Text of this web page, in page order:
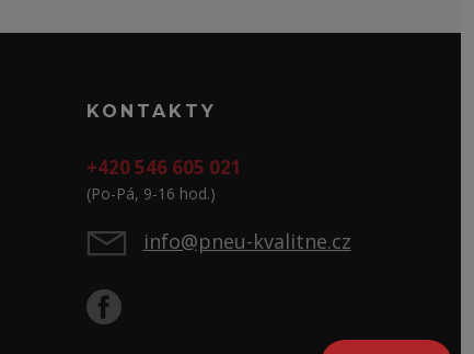
KONTAKTY
+420 546 605 021
(Po-Pá, 9-16 hod.)
info@pneu-kvalitne.cz